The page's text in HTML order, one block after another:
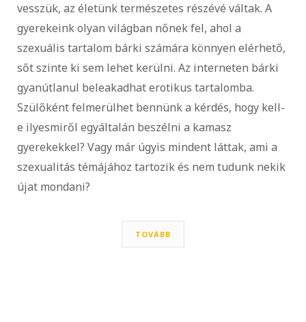
vesszük, az életünk természetes részévé váltak. A
gyerekeink olyan világban nőnek fel, ahol a
szexuális tartalom bárki számára könnyen elérhető,
sőt szinte ki sem lehet kerülni. Az interneten bárki
gyanútlanul beleakadhat erotikus tartalomba.
Szülőként felmerülhet bennünk a kérdés, hogy kell-
e ilyesmiről egyáltalán beszélni a kamasz
gyerekekkel? Vagy már úgyis mindent láttak, ami a
szexualitás témájához tartozik és nem tudunk nekik
újat mondani?
TOVÁBB